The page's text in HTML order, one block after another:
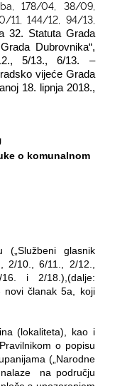
178/04, 38/09,
11, 144/12, 94/13,
32. Statuta Grada
Dubrovnika“,
5/13., 6/13. –
vijeće Grada
18. lipnja 2018.,
o komunalnom
glasnik
2/10., 6/11., 2/12.,
i 2/18.),(dalje:
novi članak 5a, koji
(lokaliteta), kao i
o popisu
(„Narodne
na području